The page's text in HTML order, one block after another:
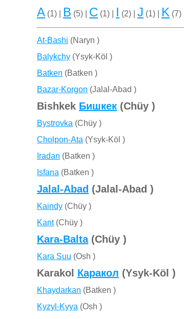
A (1) | B (5) | C (1) | I (2) | J (1) | K (7) |
At-Bashi (Naryn )
Balykchy (Ysyk-Köl )
Batken (Batken )
Bazar-Korgon (Jalal-Abad )
Bishkek Бишкек (Chüy )
Bystrovka (Chüy )
Cholpon-Ata (Ysyk-Köl )
Iradan (Batken )
Isfana (Batken )
Jalal-Abad (Jalal-Abad )
Kaindy (Chüy )
Kant(Chüy )
Kara-Balta(Chüy )
Kara Suu (Osh )
Karakol Каракол (Ysyk-Köl )
Khaydarkan (Batken )
Kyzyl-Kyya (Osh )